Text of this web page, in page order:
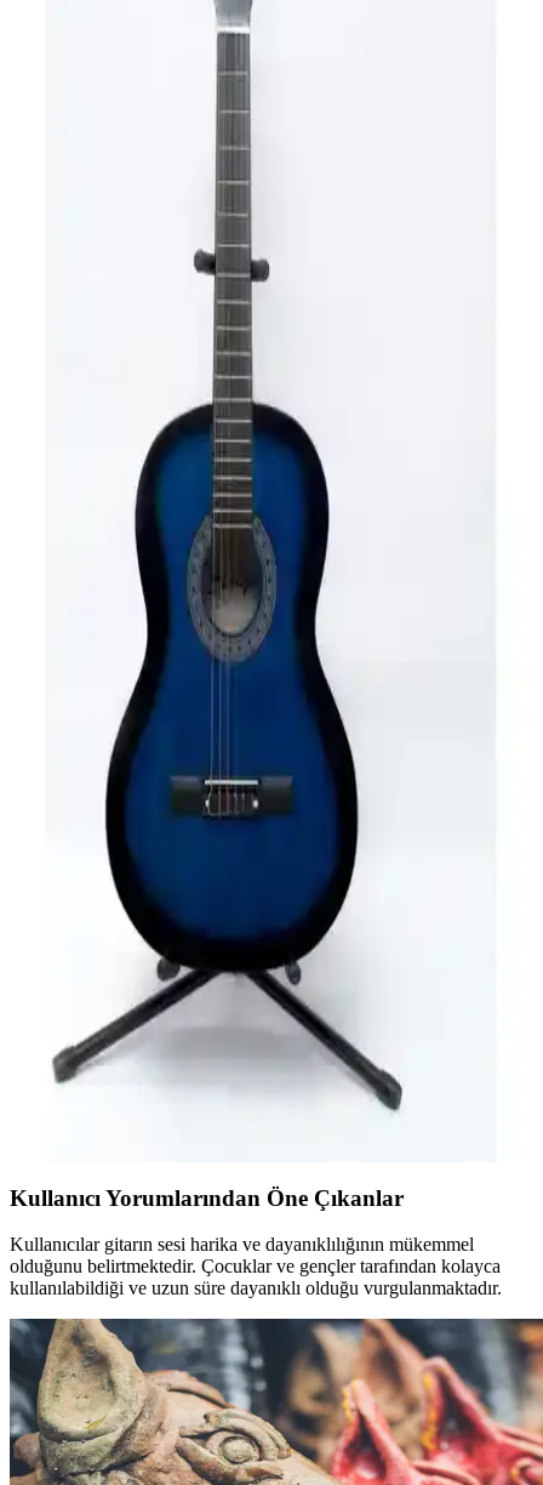
Segovia SGC100SB ve Valencia VC204CSB Klasik
Gitar Modellerinin Detaylı Karşılaştırması
Bu makalede Segovia SGC100SB ve Valencia VC204CSB gitar
Midex CG-270RD ve Valencia VC204 Gitar
Midex CG-270RD ve Valencia VC204 gitar modellerinin malzeme,
ses ve kullanım özellikleri detaylı karşılaştırması.
Midex CG-36GR ve CG-395PRP klasik gitar
modellerinin detaylı karşılaştırması
Bu makalede, çocuklar ve yetişkinler için tasarlanmış Midex CG-
36GR ve CG-395PRP gitarların özellikleri, malzeme kalitesi ve
performansları detaylı şekilde karşılaştırılıyor.
Klasik Gitar Karşılaştırması: 3M Music ve
Rodriguez RCC550RB Modellerinin Özellikleri ve
Kullanıcı Yorumları
Bu makalede 3M Music ve Rodriguez RCC550RB klasik gitar
modelleri performans, malzeme, dayanıklılık ve kullanıcı
deneyimleri açısından detaylı karşılaştırılıyor.
Lea ve Midex Elektro Gitar Setleri Karşılaştırması:
Teknik Özellikler ve Kullanıcı Yorumları
Lea ve Midex elektro gitar setleri arasındaki farkları, teknik
özellikleri ve kullanıcı yorumlarını inceleyerek en uygun gitar setini
seçmenize yardımcı oluyoruz.
Valencia VC204CSB ve VC304 Klasik Gitar
Modellerinin Detaylı Karşılaştırması
Valencia VC204CSB ve VC304 modellerinin malzeme, ses kalitesi
ve kullanım rahatlığı açısından detaylı karşılaştırmasıyla en uygun
Simge Mavi ve Valencia Sunburst Klasik Gitar
Karşılaştırması
Simge Mavi 39,5 inç ve Valencia VC204CSB gitarların özellikleri,
Kullanıcı Yorumlarından Öne Çıkanlar
Kullanıcılar gitarın sesi harika ve dayanıklılığının mükemmel
olduğunu belirtmektedir. Çocuklar ve gençler tarafından kolayca
kullanılabildiği ve uzun süre dayanıklı olduğu vurgulanmaktadır.